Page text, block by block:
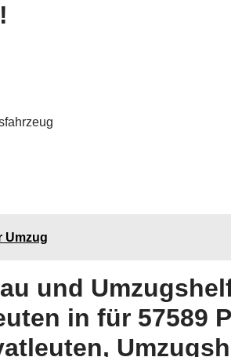
Umzug
und
in für 57589